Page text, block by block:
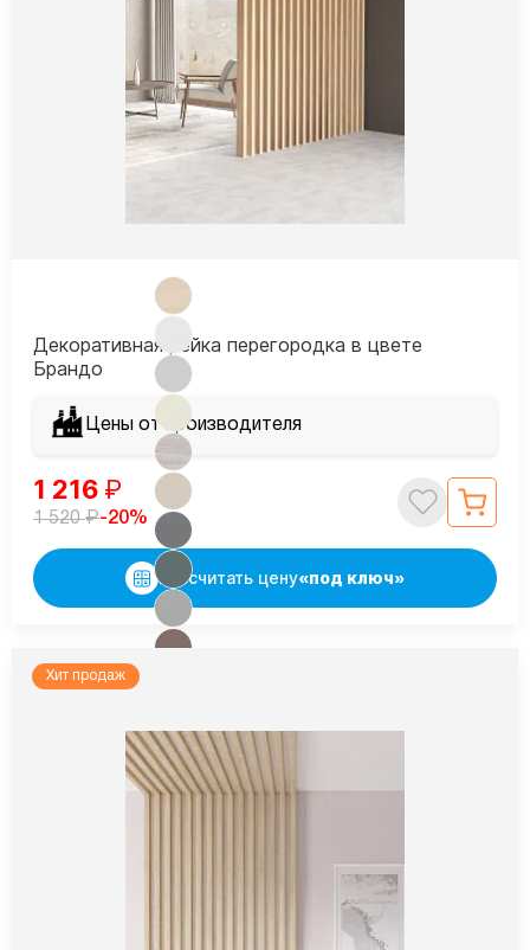
Декоративная рейка перегородка в цвете
Брандо
Цены от производителя
1 216 ₽
1 520₽-20%
Рассчитать цену«под ключ»
Хит продаж